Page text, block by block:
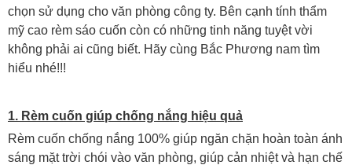
chọn sử dụng cho văn phòng công ty. Bên cạnh tính thẩm
mỹ cao rèm sáo cuốn còn có những tinh năng tuyệt vời
không phải ai cũng biết. Hãy cùng Bắc Phương nam tìm
hiểu nhé!!!
1. Rèm cuốn giúp chống nắng hiệu quả
Rèm cuốn chống nắng 100% giúp ngăn chặn hoàn toàn ánh
sáng mặt trời chói vào văn phòng, giúp cản nhiệt và hạn chế